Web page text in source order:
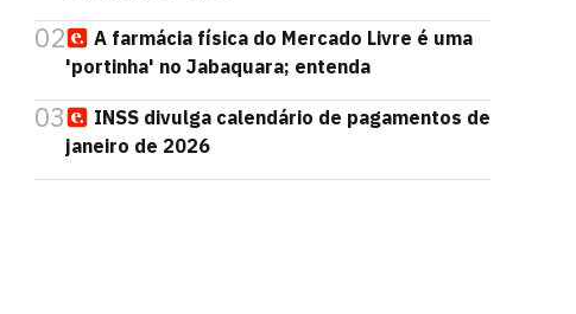
02
A farmácia física do Mercado Livre é uma
'portinha' no Jabaquara; entenda
03
INSS divulga calendário de pagamentos de
janeiro de 2026